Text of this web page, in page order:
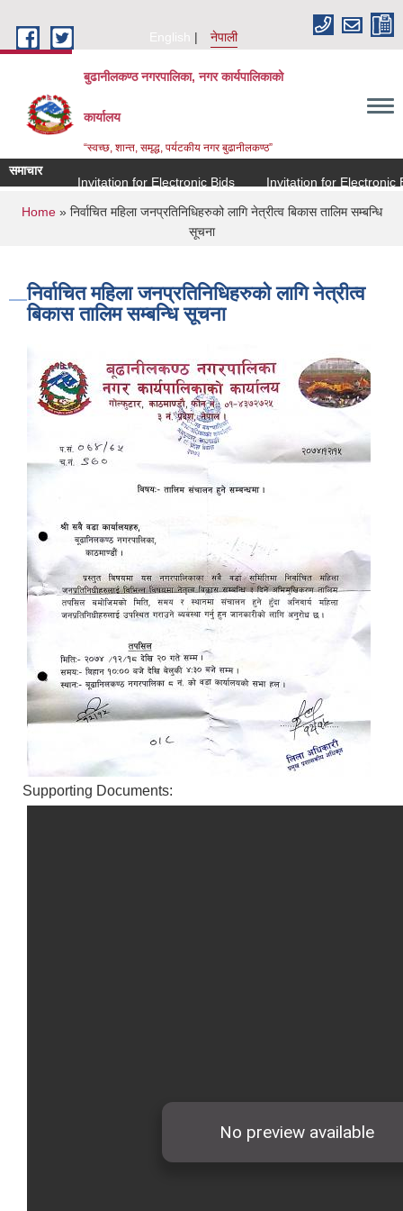
English
नेपाली
बुढानीलकण्ठ नगरपालिका, नगर कार्यपालिकाको
कार्यालय
“स्वच्छ, शान्त, समृद्ध, पर्यटकीय नगर बुढानीलकण्ठ”
समाचार
Invitation for Electronic Bids
Invitation for Electronic
You are here
Home» निर्वाचित महिला जनप्रतिनिधिहरुको लागि नेत्रीत्व बिकास तालिम सम्बन्धि
सूचना
निर्वाचित महिला जनप्रतिनिधिहरुको लागि नेत्रीत्व
बिकास तालिम सम्बन्धि सूचना
Supporting Documents: